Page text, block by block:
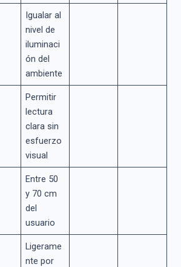
Igualar al
nivel de
iluminaci
ón del
ambiente
Permitir
lectura
clara sin
esfuerzo
visual
Entre 50
y 70 cm
del
usuario
Ligerame
nte por